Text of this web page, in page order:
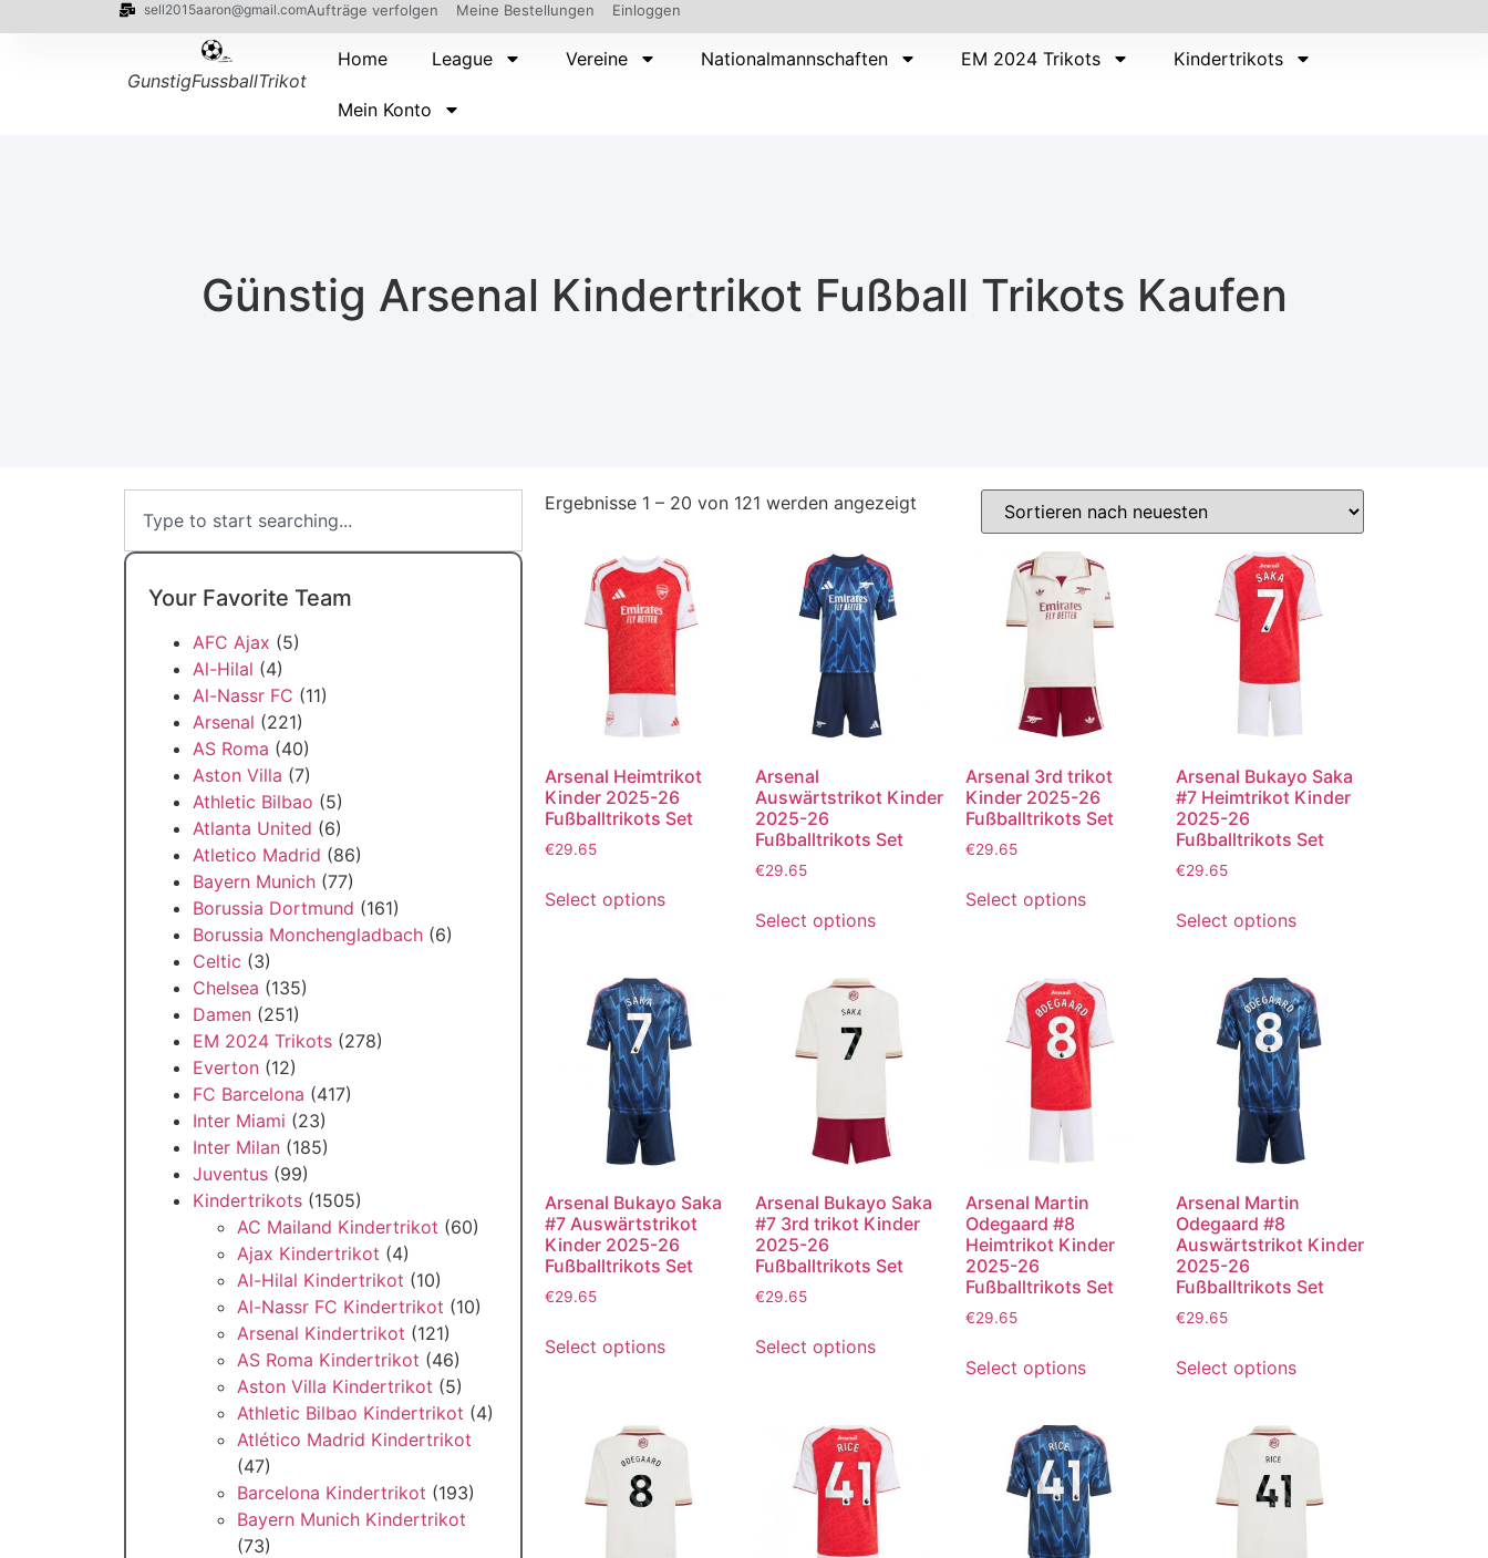
sell2015aaron@gmail.comAufträge verfolgen Meine Bestellungen Einloggen
GunstigFussballTrikot
Home League Vereine Nationalmannschaften EM 2024 Trikots Kindertrikots
Mein Konto
Günstig Arsenal Kindertrikot Fußball Trikots Kaufen
Your Favorite Team
AFC Ajax (5)
Al-Hilal (4)
Al-Nassr FC (11)
Arsenal (221)
AS Roma (40)
Aston Villa (7)
Athletic Bilbao (5)
Atlanta United (6)
Atletico Madrid (86)
Bayern Munich (77)
Borussia Dortmund (161)
Borussia Monchengladbach (6)
Celtic (3)
Chelsea (135)
Damen (251)
EM 2024 Trikots (278)
Everton (12)
FC Barcelona (417)
Inter Miami (23)
Inter Milan (185)
Juventus (99)
Kindertrikots (1505)
AC Mailand Kindertrikot (60)
Ajax Kindertrikot (4)
Al-Hilal Kindertrikot (10)
Al-Nassr FC Kindertrikot (10)
Arsenal Kindertrikot (121)
AS Roma Kindertrikot (46)
Aston Villa Kindertrikot (5)
Athletic Bilbao Kindertrikot (4)
Atlético Madrid Kindertrikot
(47)
Barcelona Kindertrikot (193)
Bayern Munich Kindertrikot
(73)
Ergebnisse 1 – 20 von 121 werden angezeigt
Arsenal Heimtrikot
Kinder 2025-26
Fußballtrikots Set
€29.65
Select options
Arsenal
Auswärtstrikot Kinder
2025-26
Fußballtrikots Set
€29.65
Select options
Arsenal 3rd trikot
Kinder 2025-26
Fußballtrikots Set
€29.65
Select options
Arsenal Bukayo Saka
#7 Heimtrikot Kinder
2025-26
Fußballtrikots Set
€29.65
Select options
Arsenal Bukayo Saka
#7 Auswärtstrikot
Kinder 2025-26
Fußballtrikots Set
€29.65
Select options
Arsenal Bukayo Saka
#7 3rd trikot Kinder
2025-26
Fußballtrikots Set
€29.65
Select options
Arsenal Martin
Odegaard #8
Heimtrikot Kinder
2025-26
Fußballtrikots Set
€29.65
Select options
Arsenal Martin
Odegaard #8
Auswärtstrikot Kinder
2025-26
Fußballtrikots Set
€29.65
Select options